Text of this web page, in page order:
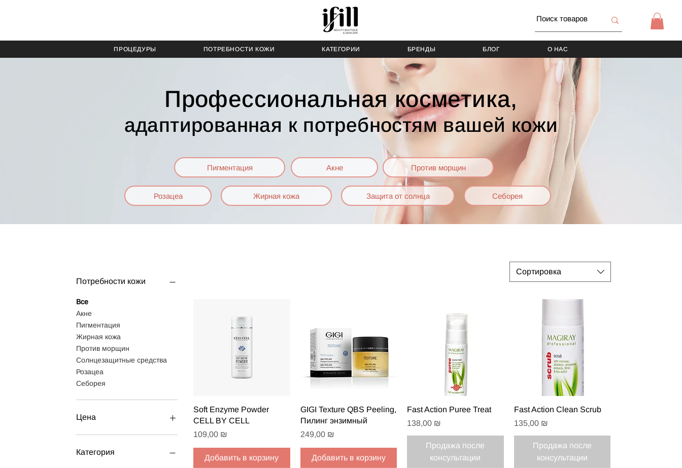
ПРОЦЕДУРЫ ПОТРЕБНОСТИ КОЖИ КАТЕГОРИИ БРЕНДЫ БЛОГ О НАС
Профессиональная косметика,
адаптированная к потребностям вашей кожи
Пигментация Акне Против морщин
Розацеа Жирная кожа Защита от солнца Себорея
Потребности кожи
Все
Акне
Пигментация
Жирная кожа
Против морщин
Солнцезащитные средства
Розацеа
Себорея
Цена
Категория
Сортировка
Быстрый просмотр
Soft Enzyme Powder
CELL BY CELL
Цена
109,00 ₪
Добавить в корзину
Быстрый просмотр
GIGI Texture QBS Peeling,
Пилинг энзимный
Цена
249,00 ₪
Добавить в корзину
Быстрый просмотр
Fast Action Puree Treat
Цена
138,00 ₪
Продажа после
консультации
Быстрый просмотр
Fast Action Clean Scrub
Цена
135,00 ₪
Продажа после
консультации